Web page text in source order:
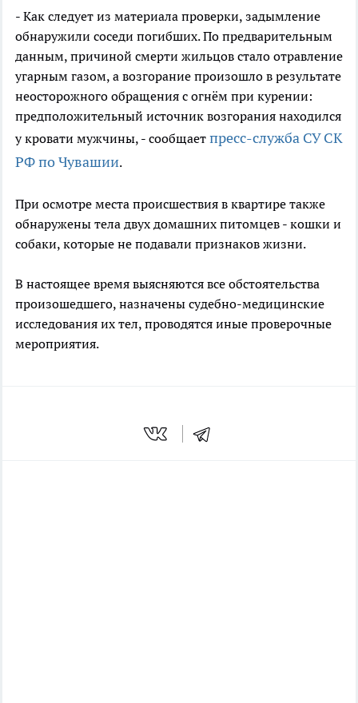
- Как следует из материала проверки, задымление
обнаружили соседи погибших. По предварительным
данным, причиной смерти жильцов стало отравление
угарным газом, а возгорание произошло в результате
неосторожного обращения с огнём при курении:
предположительный источник возгорания находился
у кровати мужчины, - сообщает пресс-служба СУ СК
РФ по Чувашии.
При осмотре места происшествия в квартире также
обнаружены тела двух домашних питомцев - кошки и
собаки, которые не подавали признаков жизни.
В настоящее время выясняются все обстоятельства
произошедшего, назначены судебно-медицинские
исследования их тел, проводятся иные проверочные
мероприятия.